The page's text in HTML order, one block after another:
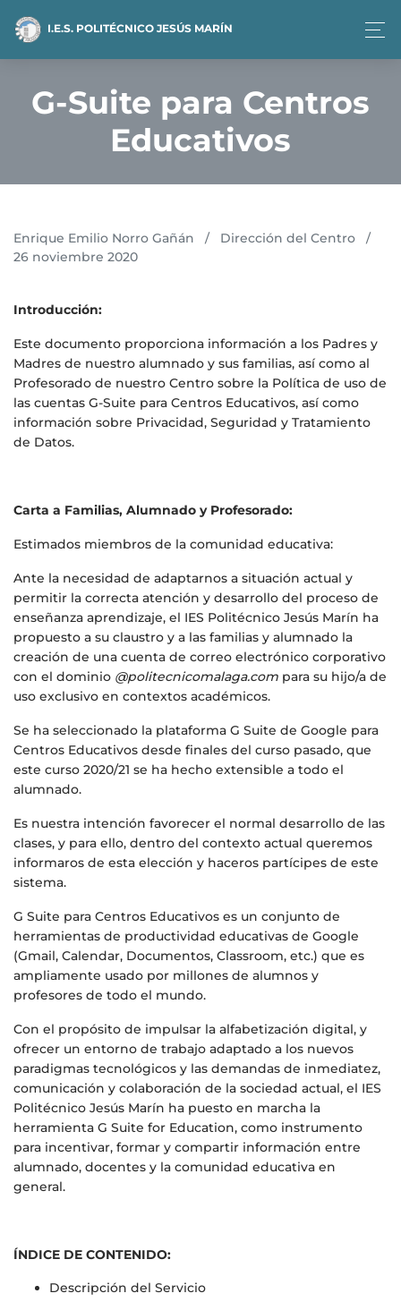
I.E.S. POLITÉCNICO JESÚS MARÍN
G-Suite para Centros
Educativos
Enrique Emilio Norro Gañán / Dirección del Centro
/
26 noviembre 2020
Introducción:
Este documento proporciona información a los Padres y
Madres de nuestro alumnado y sus familias, así como al
Profesorado de nuestro Centro sobre la Política de uso de
las cuentas G-Suite para Centros Educativos, así como
información sobre Privacidad, Seguridad y Tratamiento
de Datos.
Carta a Familias, Alumnado y Profesorado:
Estimados miembros de la comunidad educativa:
Ante la necesidad de adaptarnos a situación actual y
permitir la correcta atención y desarrollo del proceso de
enseñanza aprendizaje, el IES Politécnico Jesús Marín ha
propuesto a su claustro y a las familias y alumnado la
creación de una cuenta de correo electrónico corporativo
con el dominio @politecnicomalaga.com para su hijo/a de
uso exclusivo en contextos académicos.
Se ha seleccionado la plataforma G Suite de Google para
Centros Educativos desde finales del curso pasado, que
este curso 2020/21 se ha hecho extensible a todo el
alumnado.
Es nuestra intención favorecer el normal desarrollo de las
clases, y para ello, dentro del contexto actual queremos
informaros de esta elección y haceros partícipes de este
sistema.
G Suite para Centros Educativos es un conjunto de
herramientas de productividad educativas de Google
(Gmail, Calendar, Documentos, Classroom, etc.) que es
ampliamente usado por millones de alumnos y
profesores de todo el mundo.
Con el propósito de impulsar la alfabetización digital, y
ofrecer un entorno de trabajo adaptado a los nuevos
paradigmas tecnológicos y las demandas de inmediatez,
comunicación y colaboración de la sociedad actual, el IES
Politécnico Jesús Marín ha puesto en marcha la
herramienta G Suite for Education, como instrumento
para incentivar, formar y compartir información entre
alumnado, docentes y la comunidad educativa en
general.
ÍNDICE DE CONTENIDO:
Descripción del Servicio